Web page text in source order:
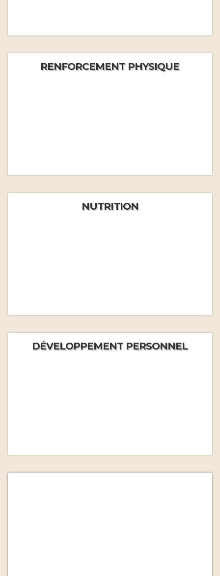
RENFORCEMENT PHYSIQUE
NUTRITION
DÉVELOPPEMENT PERSONNEL